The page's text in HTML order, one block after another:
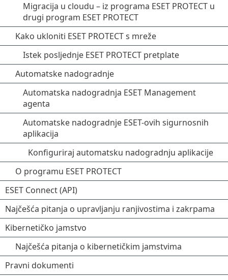
Migracija u cloudu – iz programa ESET PROTECT u
drugi program ESET PROTECT
Kako ukloniti ESET PROTECT s mreže
Istek posljednje ESET PROTECT pretplate
Automatske nadogradnje
Automatska nadogradnja ESET Management
agenta
Automatske nadogradnje ESET-ovih sigurnosnih
aplikacija
Konfiguriraj automatsku nadogradnju aplikacije
O programu ESET PROTECT
ESET Connect (API)
Najčešća pitanja o upravljanju ranjivostima i zakrpama
Kibernetičko jamstvo
Najčešća pitanja o kibernetičkim jamstvima
Pravni dokumenti